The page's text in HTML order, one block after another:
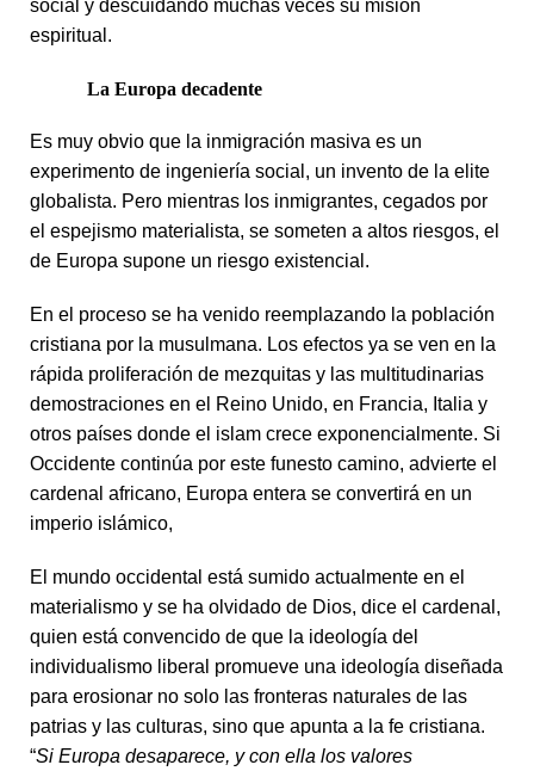
social y descuidando muchas veces su misión
espiritual.
La Europa decadente
Es muy obvio que la inmigración masiva es un
experimento de ingeniería social, un invento de la elite
globalista. Pero mientras los inmigrantes, cegados por
el espejismo materialista, se someten a altos riesgos, el
de Europa supone un riesgo existencial.
En el proceso se ha venido reemplazando la población
cristiana por la musulmana. Los efectos ya se ven en la
rápida proliferación de mezquitas y las multitudinarias
demostraciones en el Reino Unido, en Francia, Italia y
otros países donde el islam crece exponencialmente. Si
Occidente continúa por este funesto camino, advierte el
cardenal africano, Europa entera se convertirá en un
imperio islámico,
El mundo occidental está sumido actualmente en el
materialismo y se ha olvidado de Dios, dice el cardenal,
quien está convencido de que la ideología del
individualismo liberal promueve una ideología diseñada
para erosionar no solo las fronteras naturales de las
patrias y las culturas, sino que apunta a la fe cristiana.
“Si Europa desaparece, y con ella los valores